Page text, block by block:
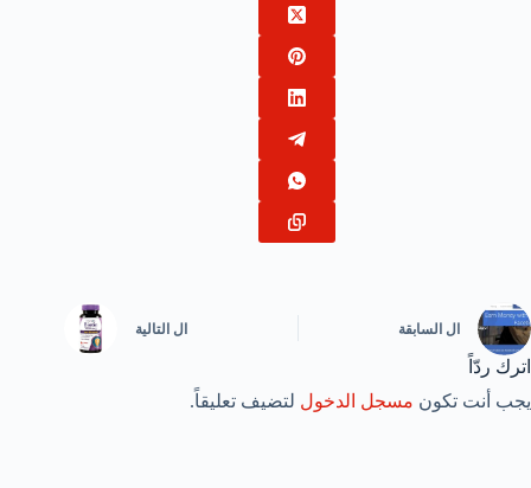
ال السابقة ال التالية
اترك ردّاً
يجب أنت تكون مسجل الدخول لتضيف تعليقاً.